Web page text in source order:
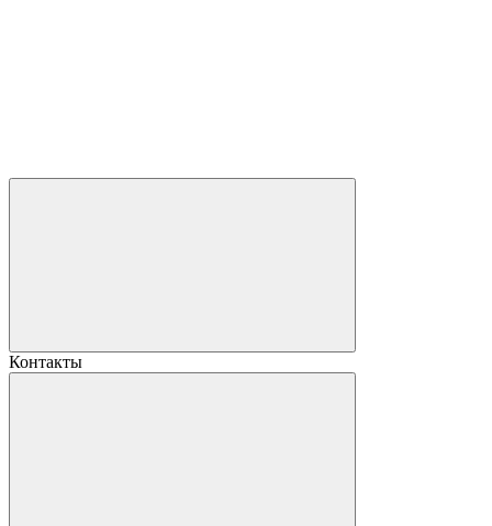
Контакты